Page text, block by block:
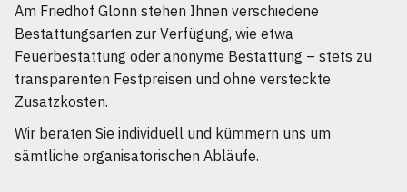
Am Friedhof Glonn stehen Ihnen verschiedene
Bestattungsarten zur Verfügung, wie etwa
Feuerbestattung oder anonyme Bestattung – stets zu
transparenten Festpreisen und ohne versteckte
Zusatzkosten.
Wir beraten Sie individuell und kümmern uns um
sämtliche organisatorischen Abläufe.